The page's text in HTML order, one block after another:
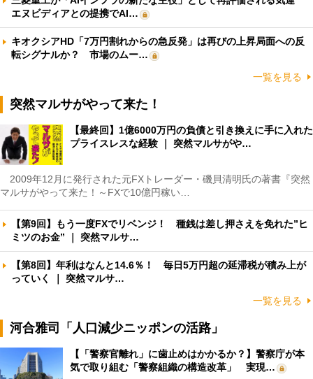
エヌビディアとの提携でAI…
キオクシアHD「7万円割れからの急反発」は再びの上昇局面への反
転シグナルか？ 市場のムー…
一覧を見る
突然マルサがやって来た！
【最終回】1億6000万円の負債と引き換えに手に入れた
プライスレスな経験 ｜ 突然マルサがや…
2009年12月に発行された元FXトレーダー・磯貝清明氏の著書『突然
マルサがやって来た！～FXで10億円稼い…
【第9回】もう一度FXでリベンジ！ 種銭は差し押さえを免れた”ヒ
ミツのお金” ｜ 突然マルサ…
【第8回】年利はなんと14.6％！ 毎日5万円超の延滞税が積み上が
っていく ｜ 突然マルサ…
一覧を見る
河合雅司「人口減少ニッポンの活路」
【「警察官離れ」に歯止めはかかるか？】警察庁が本
気で取り組む「警察組織の構造改革」 実現…